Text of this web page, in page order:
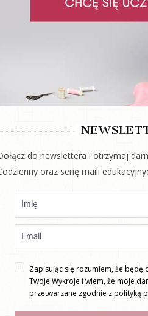
do newslettera i otrzymaj
oraz serię maili
Zapisując się rozumiem, że będę
Twoje Wykroje i wiem, że moje
przetwarzane zgodnie zpolityką